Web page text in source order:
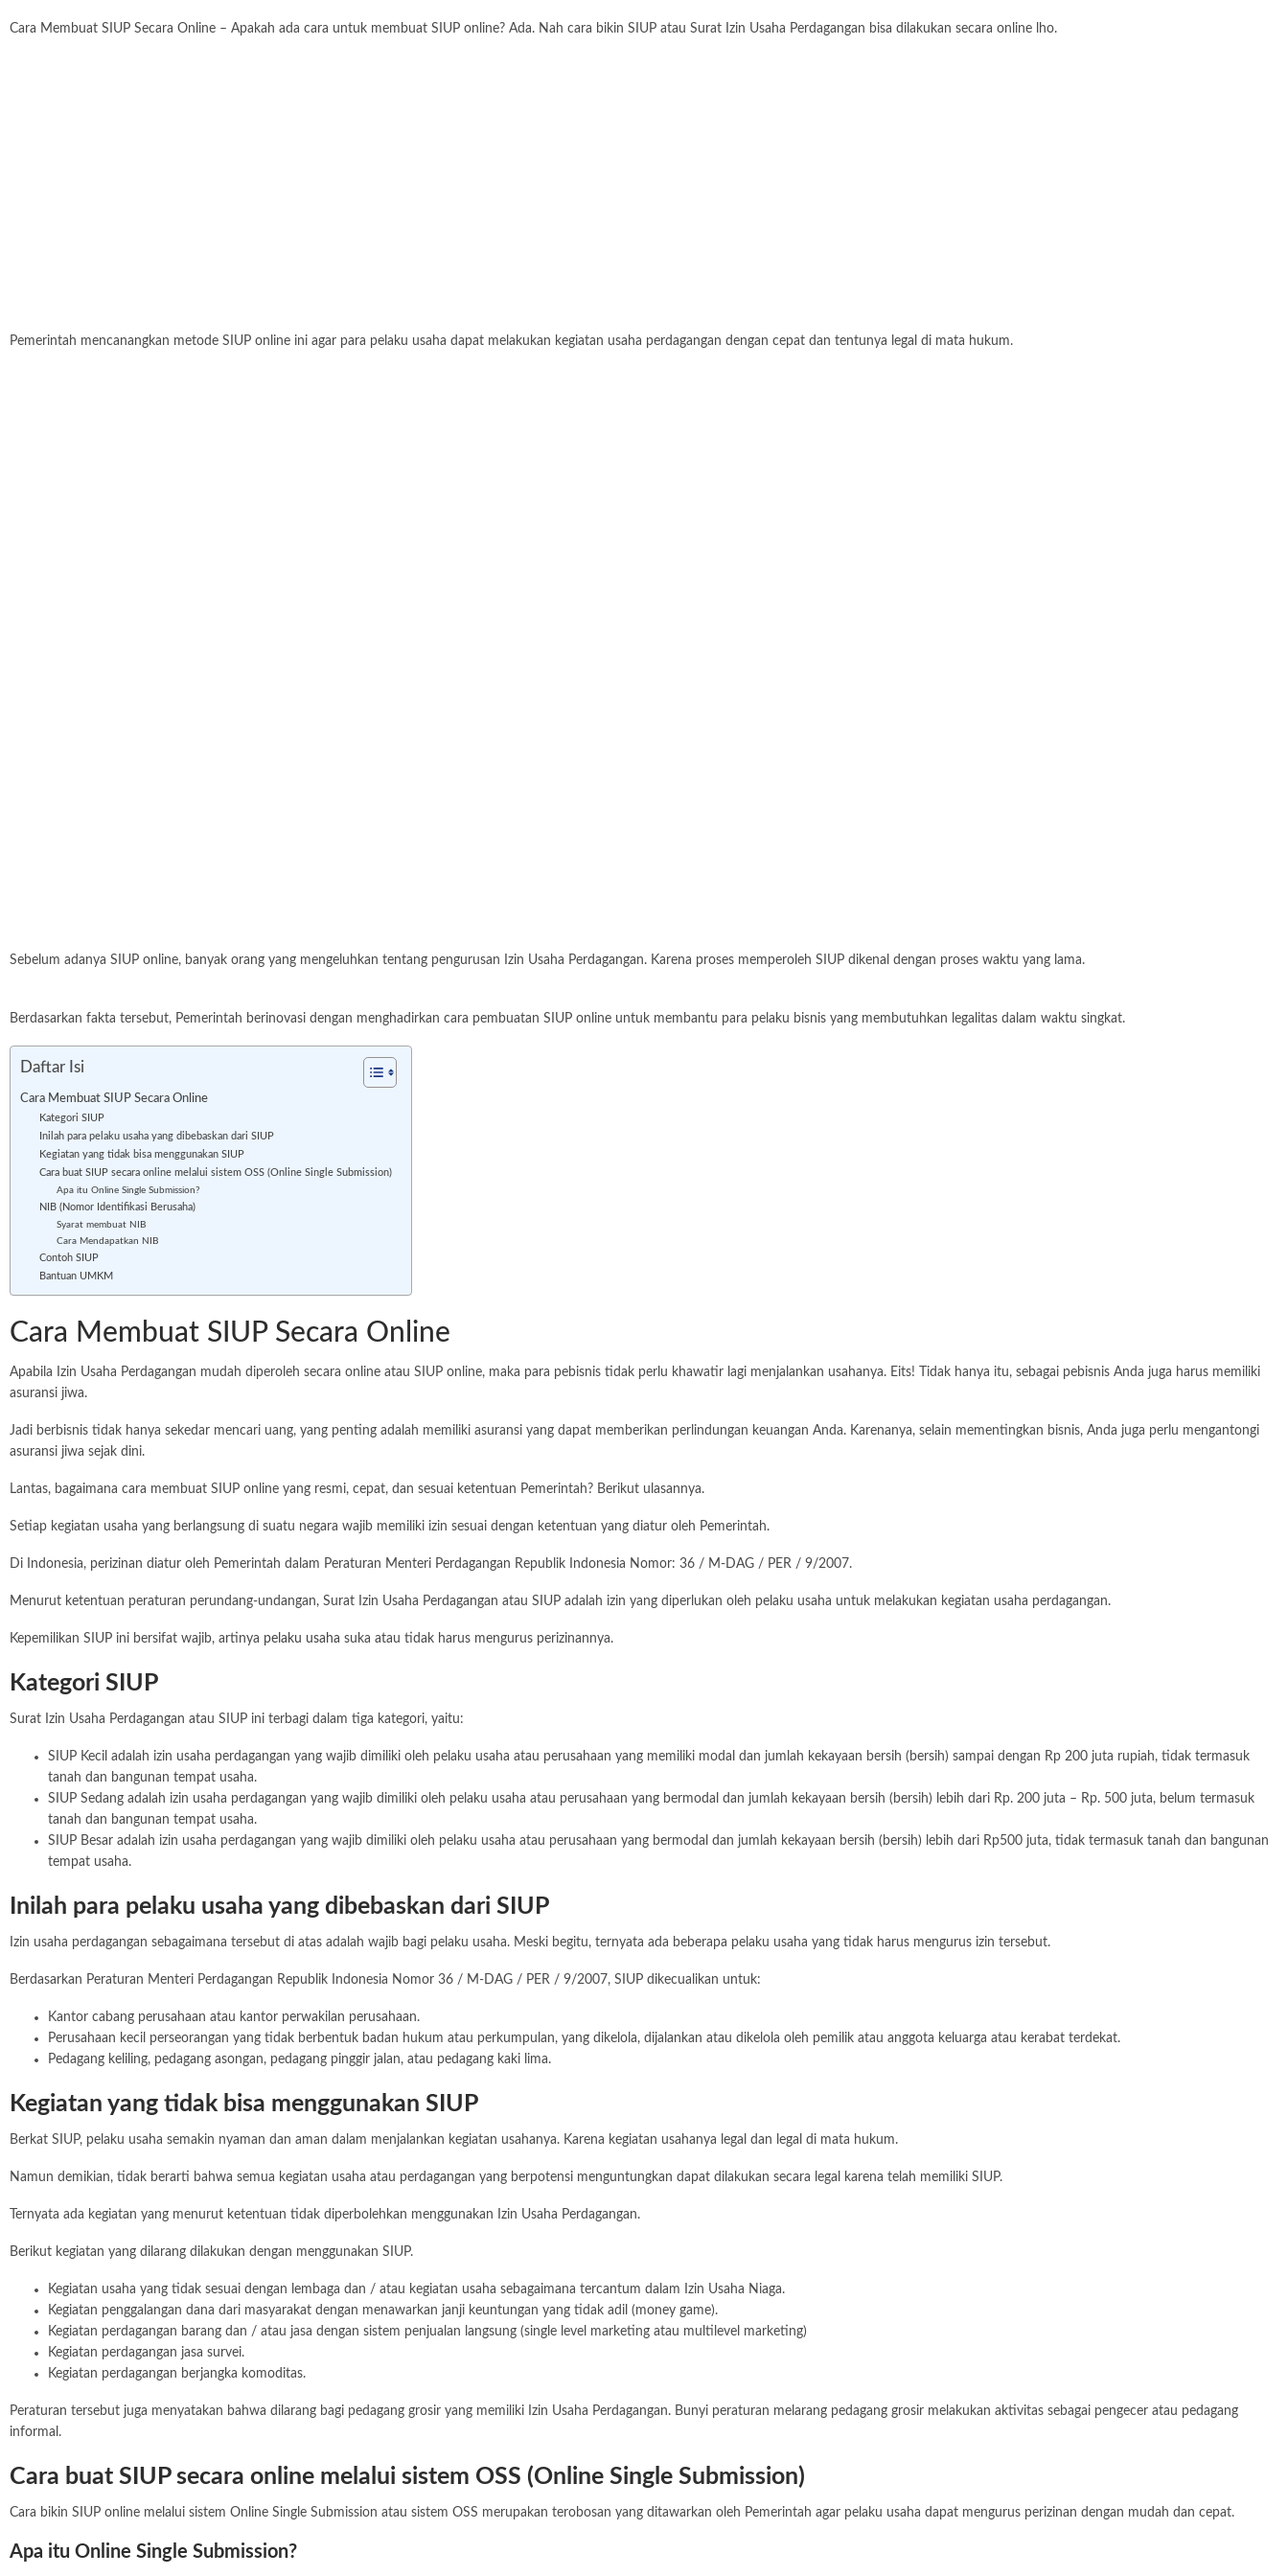
Cara Membuat SIUP Secara Online – Apakah ada cara untuk membuat SIUP online? Ada. Nah cara bikin SIUP atau Surat Izin Usaha Perdagangan bisa dilakukan secara online lho.
Pemerintah mencanangkan metode SIUP online ini agar para pelaku usaha dapat melakukan kegiatan usaha perdagangan dengan cepat dan tentunya legal di mata hukum.
Sebelum adanya SIUP online, banyak orang yang mengeluhkan tentang pengurusan Izin Usaha Perdagangan. Karena proses memperoleh SIUP dikenal dengan proses waktu yang lama.
Berdasarkan fakta tersebut, Pemerintah berinovasi dengan menghadirkan cara pembuatan SIUP online untuk membantu para pelaku bisnis yang membutuhkan legalitas dalam waktu singkat.
Daftar Isi
Cara Membuat SIUP Secara Online
Kategori SIUP
Inilah para pelaku usaha yang dibebaskan dari SIUP
Kegiatan yang tidak bisa menggunakan SIUP
Cara buat SIUP secara online melalui sistem OSS (Online Single Submission)
Apa itu Online Single Submission?
NIB (Nomor Identifikasi Berusaha)
Syarat membuat NIB
Cara Mendapatkan NIB
Contoh SIUP
Bantuan UMKM
Cara Membuat SIUP Secara Online
Apabila Izin Usaha Perdagangan mudah diperoleh secara online atau SIUP online, maka para pebisnis tidak perlu khawatir lagi menjalankan usahanya. Eits! Tidak hanya itu, sebagai pebisnis Anda juga harus memiliki
asuransi jiwa.
Jadi berbisnis tidak hanya sekedar mencari uang, yang penting adalah memiliki asuransi yang dapat memberikan perlindungan keuangan Anda. Karenanya, selain mementingkan bisnis, Anda juga perlu mengantongi
asuransi jiwa sejak dini.
Lantas, bagaimana cara membuat SIUP online yang resmi, cepat, dan sesuai ketentuan Pemerintah? Berikut ulasannya.
Setiap kegiatan usaha yang berlangsung di suatu negara wajib memiliki izin sesuai dengan ketentuan yang diatur oleh Pemerintah.
Di Indonesia, perizinan diatur oleh Pemerintah dalam Peraturan Menteri Perdagangan Republik Indonesia Nomor: 36 / M-DAG / PER / 9/2007.
Menurut ketentuan peraturan perundang-undangan, Surat Izin Usaha Perdagangan atau SIUP adalah izin yang diperlukan oleh pelaku usaha untuk melakukan kegiatan usaha perdagangan.
Kepemilikan SIUP ini bersifat wajib, artinya pelaku usaha suka atau tidak harus mengurus perizinannya.
Kategori SIUP
Surat Izin Usaha Perdagangan atau SIUP ini terbagi dalam tiga kategori, yaitu:
SIUP Kecil adalah izin usaha perdagangan yang wajib dimiliki oleh pelaku usaha atau perusahaan yang memiliki modal dan jumlah kekayaan bersih (bersih) sampai dengan Rp 200 juta rupiah, tidak termasuk
tanah dan bangunan tempat usaha.
SIUP Sedang adalah izin usaha perdagangan yang wajib dimiliki oleh pelaku usaha atau perusahaan yang bermodal dan jumlah kekayaan bersih (bersih) lebih dari Rp. 200 juta – Rp. 500 juta, belum termasuk
tanah dan bangunan tempat usaha.
SIUP Besar adalah izin usaha perdagangan yang wajib dimiliki oleh pelaku usaha atau perusahaan yang bermodal dan jumlah kekayaan bersih (bersih) lebih dari Rp500 juta, tidak termasuk tanah dan bangunan
tempat usaha.
Inilah para pelaku usaha yang dibebaskan dari SIUP
Izin usaha perdagangan sebagaimana tersebut di atas adalah wajib bagi pelaku usaha. Meski begitu, ternyata ada beberapa pelaku usaha yang tidak harus mengurus izin tersebut.
Berdasarkan Peraturan Menteri Perdagangan Republik Indonesia Nomor 36 / M-DAG / PER / 9/2007, SIUP dikecualikan untuk:
Kantor cabang perusahaan atau kantor perwakilan perusahaan.
Perusahaan kecil perseorangan yang tidak berbentuk badan hukum atau perkumpulan, yang dikelola, dijalankan atau dikelola oleh pemilik atau anggota keluarga atau kerabat terdekat.
Pedagang keliling, pedagang asongan, pedagang pinggir jalan, atau pedagang kaki lima.
Kegiatan yang tidak bisa menggunakan SIUP
Berkat SIUP, pelaku usaha semakin nyaman dan aman dalam menjalankan kegiatan usahanya. Karena kegiatan usahanya legal dan legal di mata hukum.
Namun demikian, tidak berarti bahwa semua kegiatan usaha atau perdagangan yang berpotensi menguntungkan dapat dilakukan secara legal karena telah memiliki SIUP.
Ternyata ada kegiatan yang menurut ketentuan tidak diperbolehkan menggunakan Izin Usaha Perdagangan.
Berikut kegiatan yang dilarang dilakukan dengan menggunakan SIUP.
Kegiatan usaha yang tidak sesuai dengan lembaga dan / atau kegiatan usaha sebagaimana tercantum dalam Izin Usaha Niaga.
Kegiatan penggalangan dana dari masyarakat dengan menawarkan janji keuntungan yang tidak adil (money game).
Kegiatan perdagangan barang dan / atau jasa dengan sistem penjualan langsung (single level marketing atau multilevel marketing)
Kegiatan perdagangan jasa survei.
Kegiatan perdagangan berjangka komoditas.
Peraturan tersebut juga menyatakan bahwa dilarang bagi pedagang grosir yang memiliki Izin Usaha Perdagangan. Bunyi peraturan melarang pedagang grosir melakukan aktivitas sebagai pengecer atau pedagang
informal.
Cara buat SIUP secara online melalui sistem OSS (Online Single Submission)
Cara bikin SIUP online melalui sistem Online Single Submission atau sistem OSS merupakan terobosan yang ditawarkan oleh Pemerintah agar pelaku usaha dapat mengurus perizinan dengan mudah dan cepat.
Apa itu Online Single Submission?